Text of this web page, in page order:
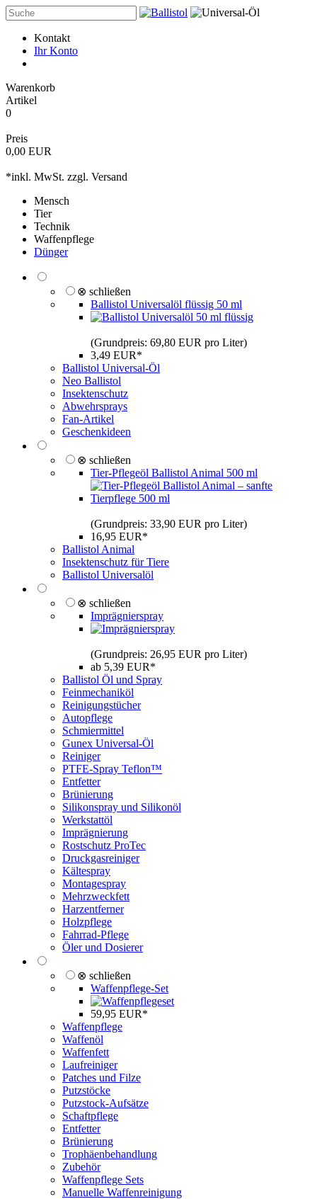
Kontakt
Ihr Konto
Warenkorb
Artikel
0
Preis
0,00 EUR
*inkl. MwSt. zzgl. Versand
Mensch
Tier
Technik
Waffenpflege
Dünger
⊗ schließen
Ballistol Universalöl flüssig 50 ml
(Grundpreis: 69,80 EUR pro Liter)
3,49 EUR*
Ballistol Universal-Öl
Neo Ballistol
Insektenschutz
Abwehrsprays
Fan-Artikel
Geschenkideen
⊗ schließen
Tier-Pflegeöl Ballistol Animal 500 ml
(Grundpreis: 33,90 EUR pro Liter)
16,95 EUR*
Ballistol Animal
Insektenschutz für Tiere
Ballistol Universalöl
⊗ schließen
Imprägnierspray
(Grundpreis: 26,95 EUR pro Liter)
ab 5,39 EUR*
Ballistol Öl und Spray
Feinmechaniköl
Reinigungstücher
Autopflege
Schmiermittel
Gunex Universal-Öl
Reiniger
PTFE-Spray Teflon™
Entfetter
Brünierung
Silikonspray und Silikonöl
Werkstattöl
Imprägnierung
Rostschutz ProTec
Druckgasreiniger
Kältespray
Montagespray
Mehrzweckfett
Harzentferner
Holzpflege
Fahrrad-Pflege
Öler und Dosierer
⊗ schließen
Waffenpflege-Set
59,95 EUR*
Waffenpflege
Waffenöl
Waffenfett
Laufreiniger
Patches und Filze
Putzstöcke
Putzstock-Aufsätze
Schaftpflege
Entfetter
Brünierung
Trophäenbehandlung
Zubehör
Waffenpflege Sets
Manuelle Waffenreinigung